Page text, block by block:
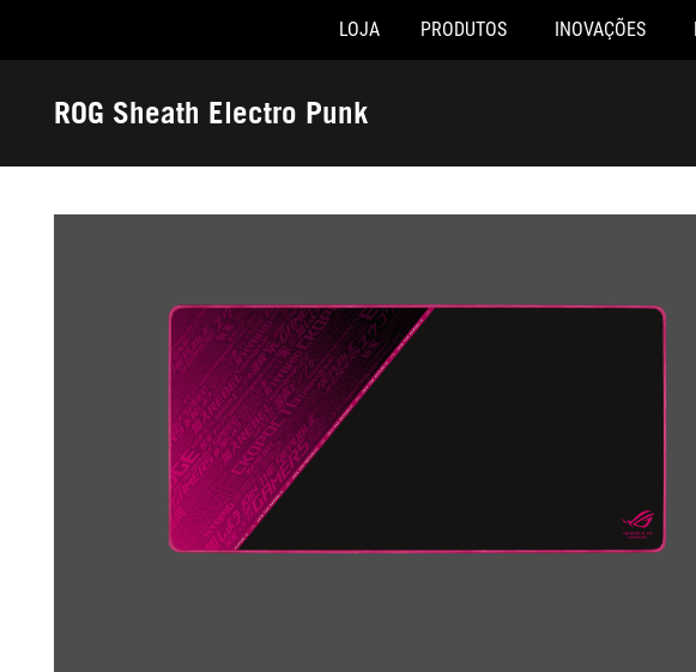
Accessibility links
LOJA PRODUTOS INOVAÇÕES
ROG Sheath Electro Punk
Galeria